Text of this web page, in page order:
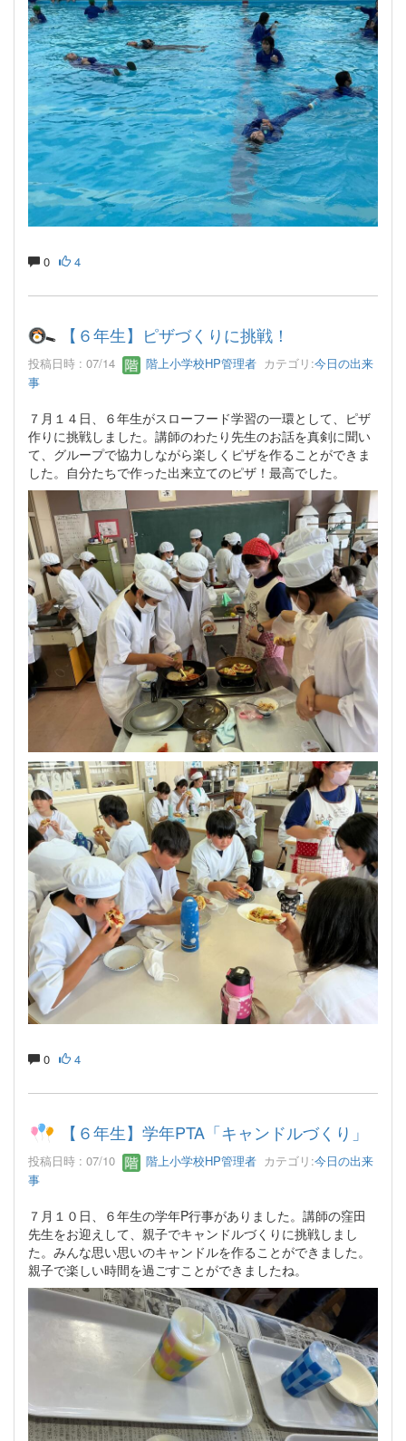
0 4
【６年生】ピザづくりに挑戦！
投稿日時 : 07/14 階上小学校HP管理者 カテゴリ:今日の出来
事
７月１４日、６年生がスローフード学習の一環として、ピザ
作りに挑戦しました。講師のわたり先生のお話を真剣に聞い
て、グループで協力しながら楽しくピザを作ることができま
した。自分たちで作った出来立てのピザ！最高でした。
0 4
【６年生】学年PTA「キャンドルづくり」
投稿日時 : 07/10 階上小学校HP管理者 カテゴリ:今日の出来
事
７月１０日、６年生の学年P行事がありました。講師の窪田
先生をお迎えして、親子でキャンドルづくりに挑戦しまし
た。みんな思い思いのキャンドルを作ることができました。
親子で楽しい時間を過ごすことができましたね。